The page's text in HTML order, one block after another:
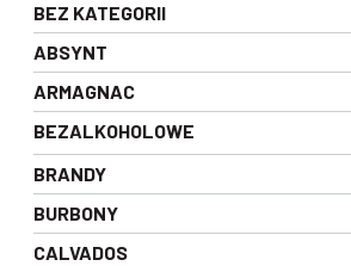
BEZ KATEGORII
ABSYNT
ARMAGNAC
BEZALKOHOLOWE
BRANDY
BURBONY
CALVADOS